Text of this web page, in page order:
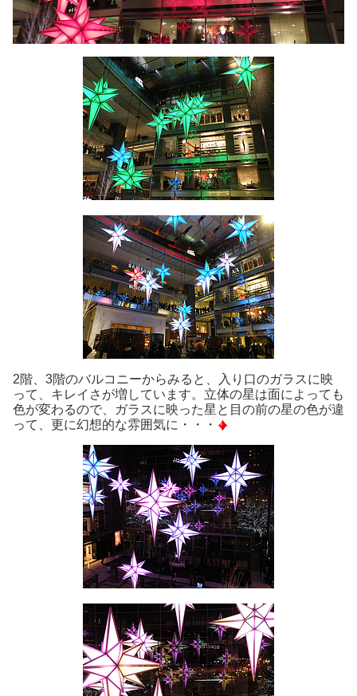
2階、3階のバルコニーからみると、入り口のガラスに映
って、キレイさが増しています。立体の星は面によっても
色が変わるので、ガラスに映った星と目の前の星の色が違
って、更に幻想的な雰囲気に・・・